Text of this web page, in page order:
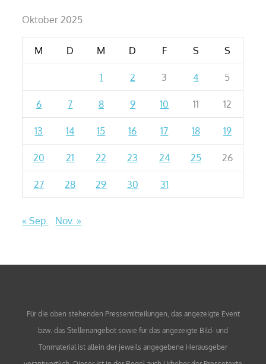
Oktober 2025
M D M D F S S
1 2 3 4 5
6 7 8 9 10 11 12
13 14 15 16 17 18 19
20 21 22 23 24 25 26
27 28 29 30 31
« Sep. Nov. »
Für die oben stehenden Pressemitteilungen, das angezeigte Event
bzw. das Stellenangebot sowie für das angezeigte Bild- und
Tonmaterial ist allein der jeweils angegebene Herausgeber